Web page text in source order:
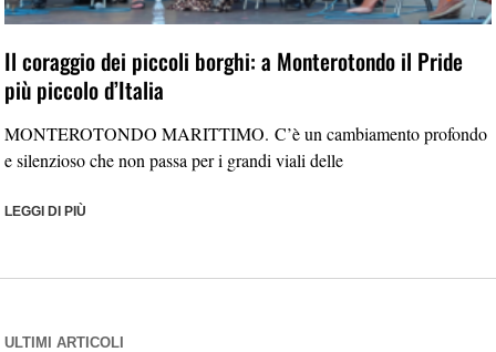
Il coraggio dei piccoli borghi: a Monterotondo il Pride
più piccolo d’Italia
MONTEROTONDO MARITTIMO. C’è un cambiamento profondo
e silenzioso che non passa per i grandi viali delle
LEGGI DI PIÙ
ULTIMI ARTICOLI